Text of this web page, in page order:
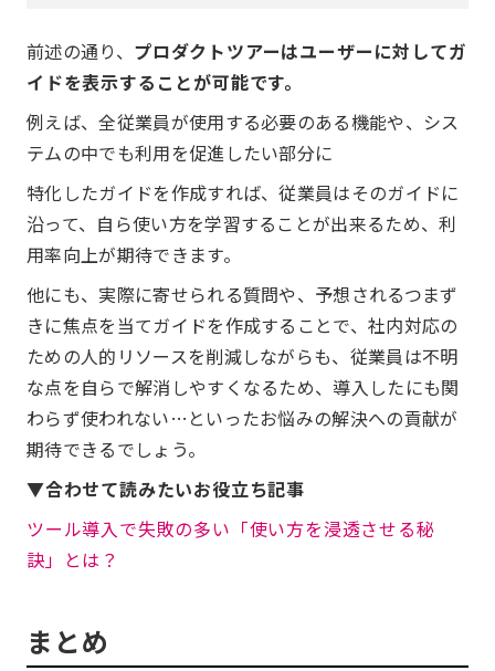
前述の通り、 プロダクトツアーはユーザーに対してガ
イドを表示することが可能です。
例えば、全従業員が使用する必要のある機能や、シス
テムの中でも利用を促進したい部分に
特化したガイドを作成すれば、従業員はそのガイドに
沿って、自ら使い方を学習することが出来るため、利
用率向上が期待できます。
他にも、実際に寄せられる質問や、予想されるつまず
きに焦点を当てガイドを作成することで、社内対応の
ための人的リソースを削減しながらも、従業員は不明
な点を自らで解消しやすくなるため、導入したにも関
わらず使われない…といったお悩みの解決への貢献が
期待できるでしょう。
▼合わせて読みたいお役立ち記事
ツール導入で失敗の多い「使い方を浸透させる秘
訣」とは？
まとめ